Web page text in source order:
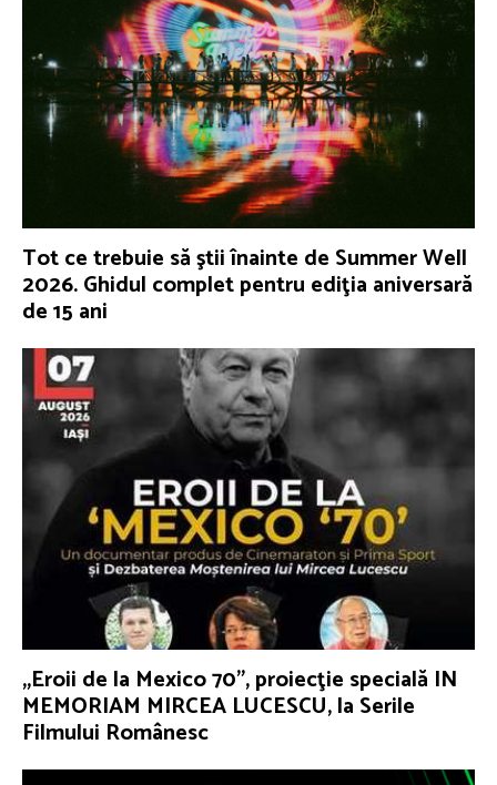
Tot ce trebuie să ştii înainte de Summer Well
2026. Ghidul complet pentru ediţia aniversară
de 15 ani
„Eroii de la Mexico 70”, proiecţie specială IN
MEMORIAM MIRCEA LUCESCU, la Serile
Filmului Românesc